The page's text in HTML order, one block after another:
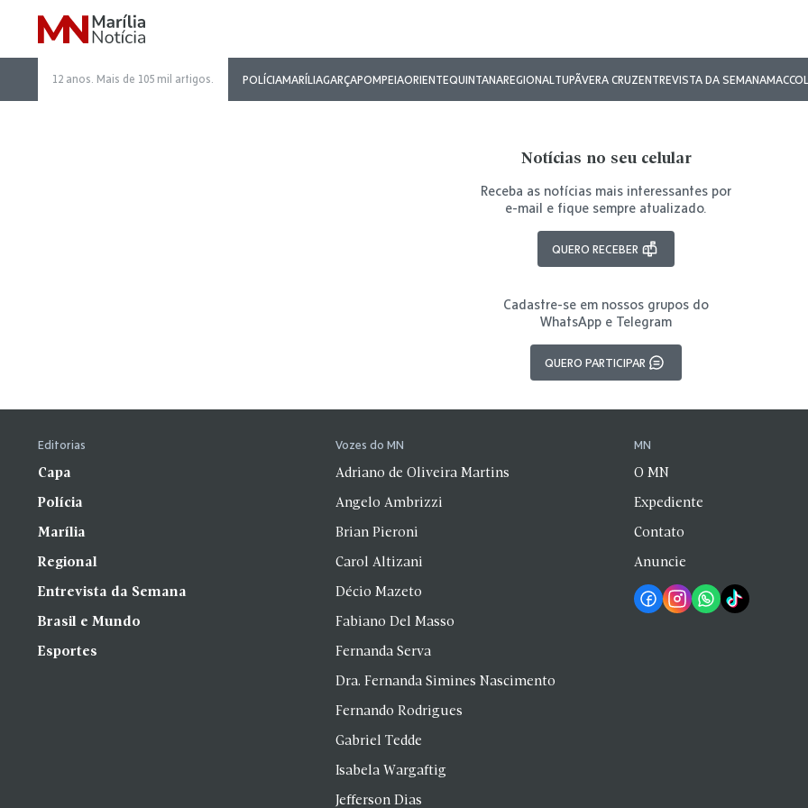
12 anos. Mais de 105 mil artigos. POLÍCIAMARÍLIAGARÇAPOMPEIAORIENTEQUINTANAREGIONALTUPÃVERA CRUZENTREVISTA DA SEMANAMAC
Notícias no seu celular
Receba as notícias mais interessantes por
e-mail e fique sempre atualizado.
QUERO RECEBER
Cadastre-se em nossos grupos do
WhatsApp e Telegram
QUERO PARTICIPAR
Editorias
Capa
Polícia
Marília
Regional
Entrevista da Semana
Brasil e Mundo
Esportes
Vozes do MN
Adriano de Oliveira Martins
Angelo Ambrizzi
Brian Pieroni
Carol Altizani
Décio Mazeto
Fabiano Del Masso
Fernanda Serva
Dra. Fernanda Simines Nascimento
Fernando Rodrigues
Gabriel Tedde
Isabela Wargaftig
Jefferson Dias
MN
O MN
Expediente
Contato
Anuncie